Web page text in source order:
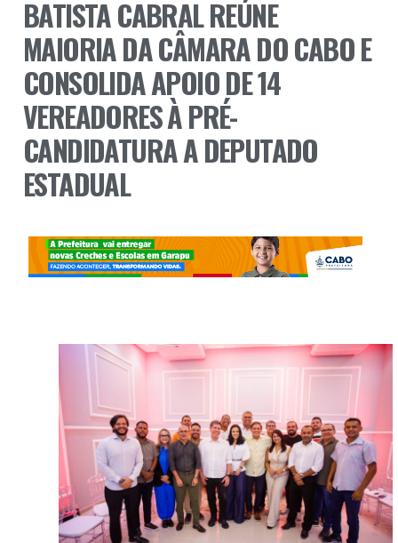
BATISTA CABRAL REÚNE
MAIORIA DA CÂMARA DO CABO E
CONSOLIDA APOIO DE 14
VEREADORES À PRÉ-
CANDIDATURA A DEPUTADO
ESTADUAL